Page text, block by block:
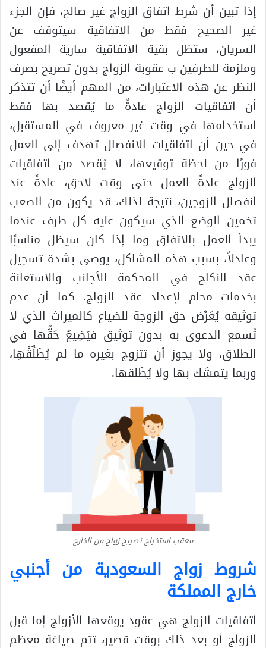
إذا تبين أن شرط اتفاق الزواج غير صالح، فإن الجزء
غير الصحيح فقط من الاتفاقية سيتوقف عن
السريان، ستظل بقية الاتفاقية سارية المفعول
وملزمة للطرفين ب عقوبة الزواج بدون تصريح بصرف
النظر عن هذه الاعتبارات، من المهم أيضًا أن تتذكر
أن اتفاقيات الزواج عادةً ما يُقصد بها فقط
استخدامها في وقت غير معروف في المستقبل،
في حين أن اتفاقيات الانفصال تهدف إلى العمل
فورًا من لحظة توقيعها، لا يُقصد من اتفاقيات
الزواج عادةً العمل حتى وقت لاحق، عادةً عند
انفصال الزوجين، نتيجة لذلك، قد يكون من الصعب
تخمين الوضع الذي سيكون عليه كل طرف عندما
يبدأ العمل بالاتفاق وما إذا كان سيظل مناسبًا
وعادلاً، بسبب هذه المشاكل، يوصى بشدة تسجيل
عقد النكاح في المحكمة للأجانب والاستعانة
بخدمات محام لإعداد عقد الزواج. كما أن عدم
توثيقه يُعَرِّض حق الزوجة للضياع كالميراث الذي لا
تُسمع الدعوى به بدون توثيق فيَضِيعُ حَقُّها في
الطلاق، ولا يجوز أن تتزوج بغيره ما لم يُطَلِّقْهِا،
وربما يتمسَّك بها ولا يُطَلقها.
معقب استخراج تصريح زواج من الخارج
شروط زواج السعودية من أجنبي
خارج المملكة
اتفاقيات الزواج هي عقود يوقعها الأزواج إما قبل
الزواج أو بعد ذلك بوقت قصير، تتم صياغة معظم